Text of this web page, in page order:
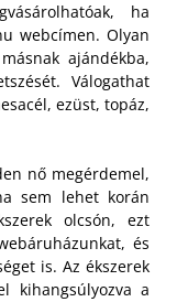
ha
webcímen. Olyan
ajándékba,
Válogathat
ezüst, topáz,
nő megérdemel,
sem lehet korán
olcsón, ezt
és
is. Az ékszerek
kihangsúlyozva a